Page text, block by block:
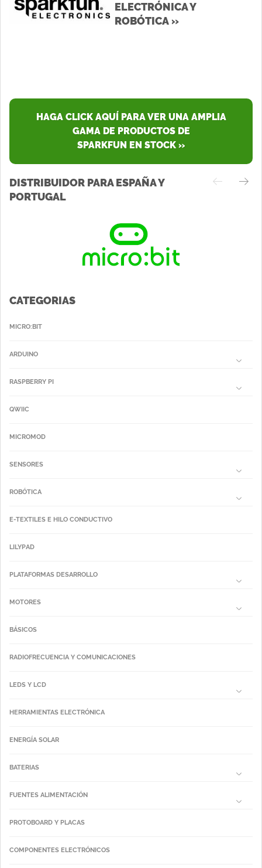
ELECTRÓNICA Y
ROBÓTICA »
HAGA CLICK AQUÍ PARA VER UNA AMPLIA
GAMA DE PRODUCTOS DE
SPARKFUN EN STOCK »
DISTRIBUIDOR PARA ESPAÑA Y
PORTUGAL
CATEGORIAS
MICRO:BIT
ARDUINO
RASPBERRY PI
QWIIC
MICROMOD
SENSORES
ROBÓTICA
E-TEXTILES E HILO CONDUCTIVO
LILYPAD
PLATAFORMAS DESARROLLO
MOTORES
BÁSICOS
RADIOFRECUENCIA Y COMUNICACIONES
LEDS Y LCD
HERRAMIENTAS ELECTRÓNICA
ENERGÍA SOLAR
BATERIAS
FUENTES ALIMENTACIÓN
PROTOBOARD Y PLACAS
COMPONENTES ELECTRÓNICOS